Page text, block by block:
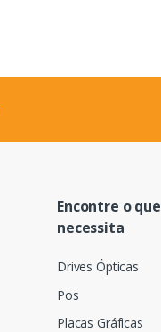
Encontre o que
necessita
Drives Ópticas
Pos
Placas Gráficas